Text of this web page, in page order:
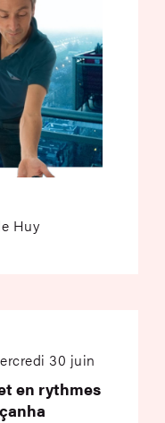
Huy
30 juin
en rythmes